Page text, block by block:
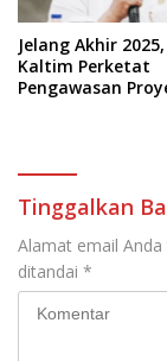
Jelang Akhir 2025,
Kaltim Perketat
Pengawasan
Tinggalkan
Alamat email Anda
ditandai *